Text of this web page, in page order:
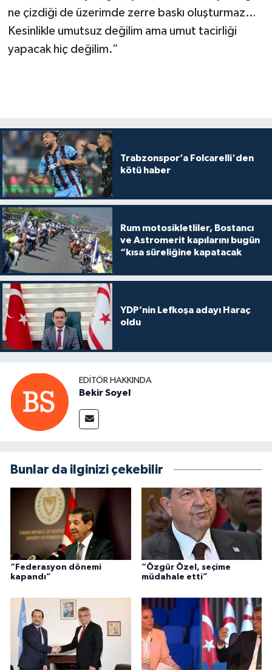
ne çizdiği de üzerimde zerre baskı oluşturmaz…
Kesinlikle umutsuz değilim ama umut tacirliği
yapacak hiç değilim.”
Trabzonspor’a Folcarelli'den
kötü haber
Rum motosikletliler, Bostancı
ve Astromerit kapılarını bugün
“kısa süreliğine kapatacak
YDP’nin Lefkoşa adayı Haraç
oldu
EDITÖR HAKKINDA
Bekir Soyel
Bunlar da ilginizi çekebilir
“Federasyon dönemi
kapandı”
“Özgür Özel, seçime
müdahale etti”